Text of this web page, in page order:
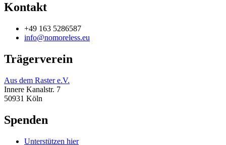
Kontakt
+49 163 5286587
info@nomoreless.eu
Trägerverein
Aus dem Raster e.V.
Innere Kanalstr. 7
50931 Köln
Spenden
Unterstützen hier